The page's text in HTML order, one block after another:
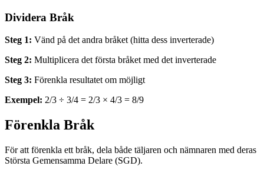
Dividera Bråk
Steg 1: Vänd på det andra bråket (hitta dess inverterade)
Steg 2: Multiplicera det första bråket med det inverterade
Steg 3: Förenkla resultatet om möjligt
Exempel: 2/3 ÷ 3/4 = 2/3 × 4/3 = 8/9
Förenkla Bråk
För att förenkla ett bråk, dela både täljaren och nämnaren med deras
Största Gemensamma Delare (SGD).